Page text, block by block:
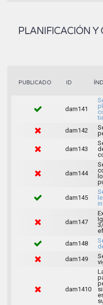
PLANIFICACIÓN
PUBLICADO ID
dam141
dam142
dam143
dam144
dam145
dam147
dam148
dam149
dam1410